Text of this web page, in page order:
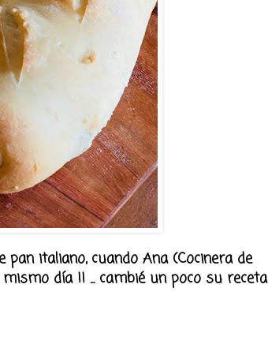
italiano, cuando Ana (Cocinera de
día !! ... cambié un poco su receta